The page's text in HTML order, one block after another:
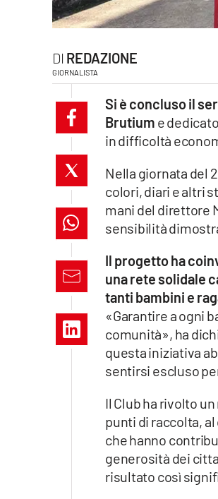
cosenzachannel.it
lacapitalenews.it
Vai
REDAZIONE
GIORNALISTA
Si è concluso il
Brutium e
in difficoltà
Nella giornata del
colori, diari e altri
mani del direttore
sensibilità
Il progetto ha
una rete solidale
tanti bambini e
«Garantire a ogni
comunità», ha
questa iniziativa
sentirsi escluso
Il Club ha rivolto
punti di raccolta,
che hanno
generosità dei
risultato così